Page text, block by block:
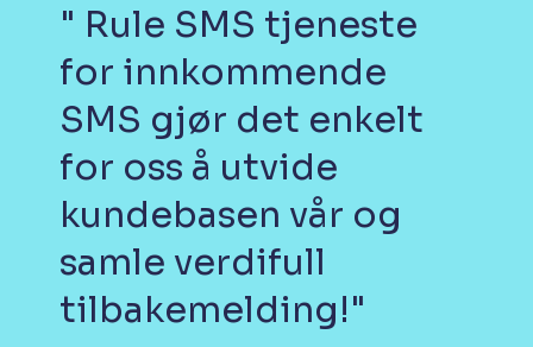
" Rule SMS tjeneste
for innkommende
SMS gjør det enkelt
for oss å utvide
kundebasen vår og
samle verdifull
tilbakemelding!"